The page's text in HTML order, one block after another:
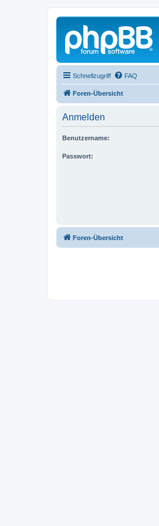
Schnellzugriff FAQ
Foren-Übersicht
Anmelden
Benutzername:
Passwort:
Foren-Übersicht